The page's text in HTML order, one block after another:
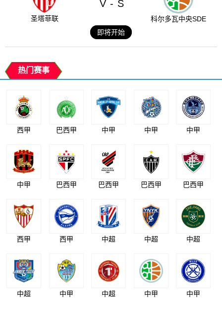
圣塔菲联
V - S
科尔多瓦中央SDE
即将开始
热门赛事
西甲 巴西甲 中甲 中甲 中甲
中甲 巴西甲 巴西甲 巴西甲 巴西甲
西甲 西甲 中超 中超 中超
中超 中甲 中超 中甲 中甲